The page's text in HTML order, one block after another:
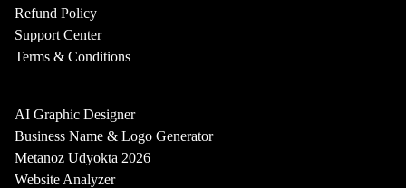
Refund Policy
Support Center
Terms & Conditions
AI Graphic Designer
Business Name & Logo Generator
Metanoz Udyokta 2026
Website Analyzer